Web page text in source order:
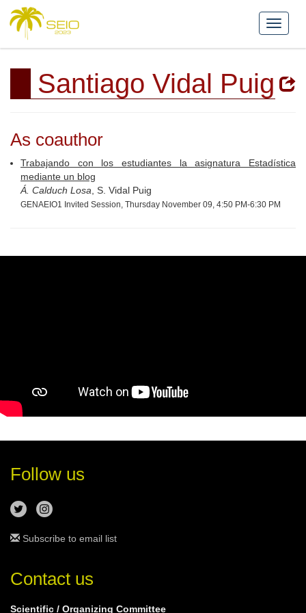
Santiago Vidal Puig
As coauthor
Trabajando con los estudiantes la asignatura Estadística
mediante un blog
Á. Calduch Losa , S. Vidal Puig
GENAEIO1 Invited Session, Thursday November 09, 4:50 PM-6:30 PM
Follow us
Subscribe to email list
Contact us
Scientific / Organizing Committee